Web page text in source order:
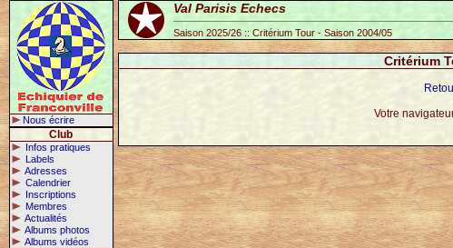
Nous écrire
Club
Infos pratiques
Labels
Adresses
Calendrier
Inscriptions
Membres
Actualités
Albums photos
Albums vidéos
Val Parisis Echecs
Saison 2025/26 :: Critérium Tour - Saison 2004/05
Critérium
Votre